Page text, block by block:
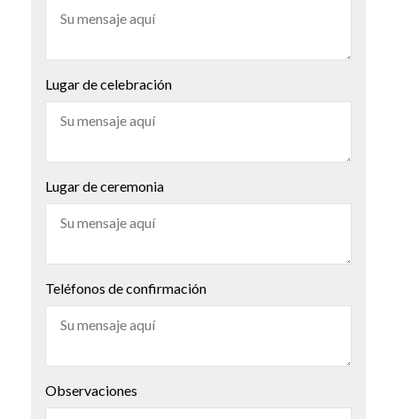
Lugar de celebración
Lugar de ceremonia
Teléfonos de confirmación
Observaciones